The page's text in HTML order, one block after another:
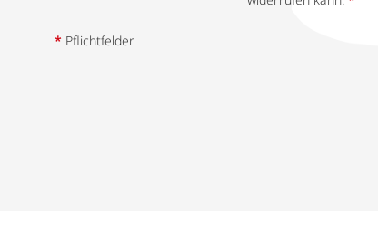
* Pflichtfelder